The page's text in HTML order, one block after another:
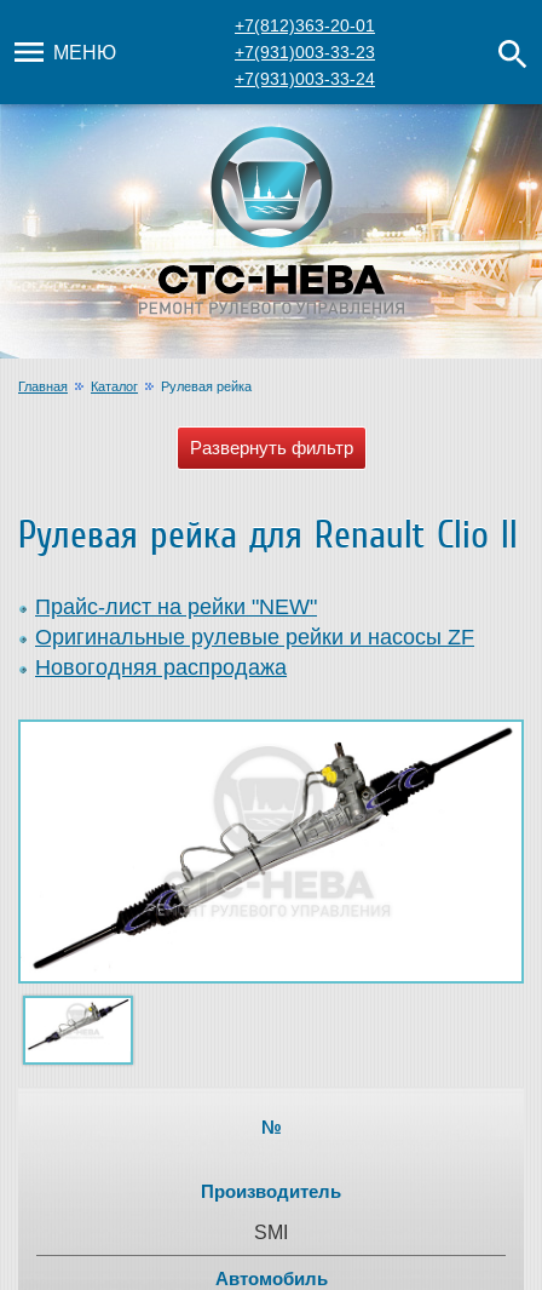
МЕНЮ
+7(812)363-20-01
+7(931)003-33-23
+7(931)003-33-24
Главная Каталог Рулевая рейка
Рулевая рейка для Renault Clio II
Прайс-лист на рейки "NEW"
Оригинальные рулевые рейки и насосы ZF
Новогодняя распродажа
№
Производитель
SMI
Автомобиль